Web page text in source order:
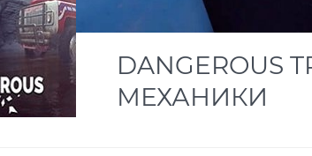
DANGEROUS
МЕХАНИКИ